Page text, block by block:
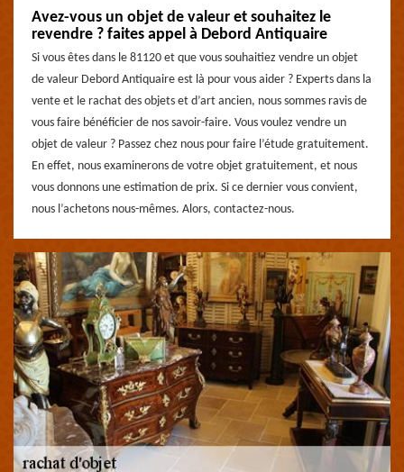
Avez-vous un objet de valeur et souhaitez le
revendre ? faites appel à Debord Antiquaire
Si vous êtes dans le 81120 et que vous souhaitiez vendre un objet
de valeur Debord Antiquaire est là pour vous aider ? Experts dans la
vente et le rachat des objets et d’art ancien, nous sommes ravis de
vous faire bénéficier de nos savoir-faire. Vous voulez vendre un
objet de valeur ? Passez chez nous pour faire l’étude gratuitement.
En effet, nous examinerons de votre objet gratuitement, et nous
vous donnons une estimation de prix. Si ce dernier vous convient,
nous l’achetons nous-mêmes. Alors, contactez-nous.